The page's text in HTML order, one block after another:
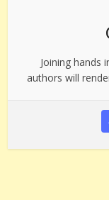
Joining hands
authors will